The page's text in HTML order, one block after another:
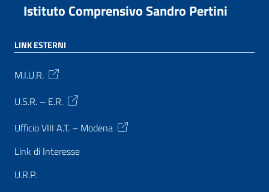
Istituto Comprensivo Sandro Pertini
LINK ESTERNI
M.I.U.R.
U.S.R. – E.R.
Ufficio VIII A.T. – Modena
Link di Interesse
U.R.P.